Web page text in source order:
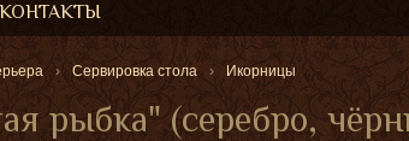
КОНТАКТЫ
Сервировка стола Икорницы
рыбка" (серебро,